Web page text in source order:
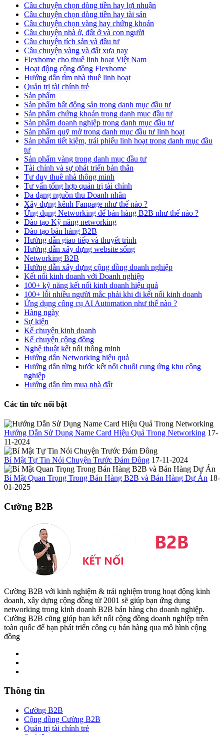
Câu chuyện chọn dòng tiền hay lợi nhuận
Câu chuyện chọn dòng tiền hay tài sản
Câu chuyện chọn vàng hay chứng khoán
Câu chuyện nhà ở, đất ở và con người
Câu chuyện tích sản và đầu tư
Câu chuyện vàng và đất xưa nay
Flexhome cho thuê linh hoạt Việt Nam
Hoạt động cộng đồng Flexhome
Hướng dẫn tìm nhà thuê linh hoạt
Quản trị tài chính trẻ
Sản phẩm
Sản phẩm bất động sản trong danh mục đầu tư
Sản phẩm chứng khoán trong danh mục đầu tư
Sản phẩm doanh nghiệp trong danh mục đầu tư
Sản phẩm quỹ mở trong danh mục đầu tư linh hoạt
Sản phẩm tiết kiệm, trái phiếu linh hoạt trong danh mục đầu
tư
Sản phẩm vàng trong danh mục đầu tư
Tài chính và sự phát triển bản thân
Tư duy thuê nhà thông minh
Tư vấn tổng hợp quản trị tài chính
Đa dạng nguồn thu Doanh nhân
Xây dựng kênh Fanpage như thế nào ?
Ứng dụng Networking để bán hàng B2B như thế nào ?
Đào tạo Kỹ năng networking
Đào tạo bán hàng B2B
Hướng dẫn giao tiếp và thuyết trình
Hướng dẫn xây dựng website sống
Networking B2B
Hướng dẫn xây dựng cộng đồng doanh nghiệp
Kết nối kinh doanh với Doanh nghiệp
100+ kỹ năng kết nối kinh doanh hiệu quả
100+ lỗi nhiều người mắc phải khi đi kết nối kinh doanh
Ứng dụng công cụ AI Automation như thế nào ?
Hàng ngày
Sự kiện
Kể chuyện kinh doanh
Kể chuyện cộng đồng
Nghệ thuật kết nối thông minh
Hướng dẫn Networking hiệu quả
Hướng dẫn từng bước kết nối chuỗi cung ứng khu công
nghiệp
Hướng dẫn tìm mua nhà đất
Các tin tức nổi bật
Hướng Dẫn Sử Dụng Name Card Hiệu Quả Trong Networking 17-
11-2024
Bí Mật Tự Tin Nói Chuyện Trước Đám Đông 17-11-2024
Bí Mật Quan Trọng Trong Bán Hàng B2B và Bán Hàng Dự Án 18-
01-2025
Cường B2B
Cường B2B với kinh nghiệm & trải nghiệm trong hoạt động kinh
doanh, xây dựng cộng đồng từ 2001 sẽ giúp bạn ứng dụng
networking trong kinh doanh B2B bán hàng cho doanh nghiệp.
Cường B2B cũng giúp bạn kết nối cộng đồng doanh nghiệp trên
toàn quốc để bạn phát triển công cụ bán hàng qua mô hình cộng
đồng
Thông tin
Cường B2B
Cộng đồng Cường B2B
Quản trị tài chính trẻ